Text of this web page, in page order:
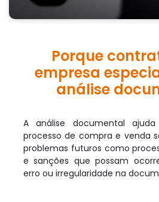
Porque
empresa
análise
A análise documental
processo de compra e venda
problemas futuros como
e sanções que possam
erro ou irregularidade na